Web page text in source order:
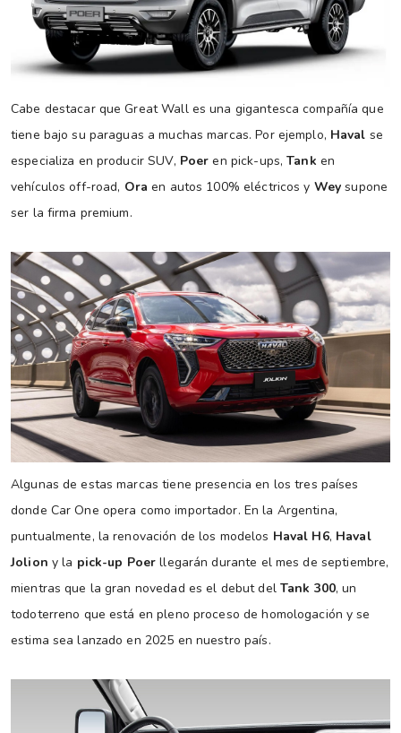
Cabe destacar que Great Wall es una gigantesca compañía que
tiene bajo su paraguas a muchas marcas. Por ejemplo, Haval se
especializa en producir SUV, Poer en pick-ups,Tank en
vehículos off-road, Ora en autos 100% eléctricos y Wey supone
ser la firma premium.
Algunas de estas marcas tiene presencia en los tres países
donde Car One opera como importador. En la Argentina,
puntualmente, la renovación de los modelos Haval H6, Haval
Jolion y la pick-up Poer llegarán durante el mes de septiembre,
mientras que la gran novedad es el debut del Tank 300, un
todoterreno que está en pleno proceso de homologación y se
estima sea lanzado en 2025 en nuestro país.